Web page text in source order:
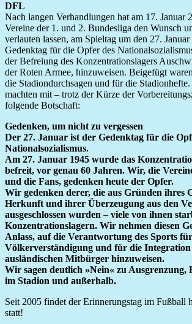
DFL
Nach langen Verhandlungen hat am 17. Januar
Vereine der 1. und 2. Bundesliga den Wunsch
verlauten lassen, am Spieltag um den 27.
Gedenktag für die Opfer des
der Befreiung des Konzentrationslagers
der Roten Armee, hinzuweisen. Beigefügt
die Stadiondurchsagen und für die
machten mit – trotz der Kürze der
folgende Botschaft:
Gedenken, um nicht zu vergessen
Der 27. Januar ist der Gedenktag für die
Nationalsozialismus.
Am 27. Januar 1945 wurde das
befreit, vor genau 60 Jahren. Wir, die
und die Fans, gedenken heute der Opfer.
Wir gedenken derer, die aus Gründen ihres
Herkunft und ihrer Überzeugung aus den
ausgeschlossen wurden – viele von ihnen
Konzentrationslagern. Wir nehmen diesen
Anlass, auf die Verantwortung des Sports
Völkerverständigung und für die Integration
ausländischen Mitbürger hinzuweisen.
Wir sagen deutlich »Nein« zu Ausgrenzung,
im Stadion und außerhalb.
Seit 2005 findet der Erinnerungstag im Fußball
statt!